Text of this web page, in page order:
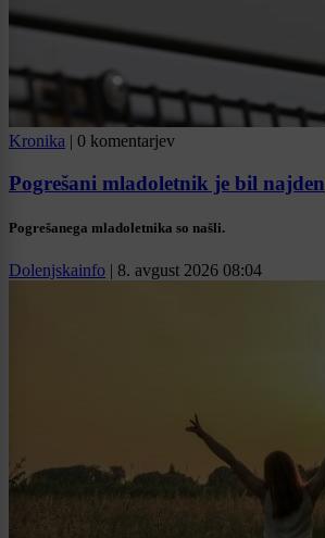
Kronika | 0 komentarjev
Pogrešani mladoletnik je bil najden
Pogrešanega mladoletnika so našli.
Dolenjskainfo | 8. avgust 2026 08:04